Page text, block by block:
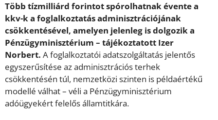
Több tízmilliárd forintot spórolhatnak évente a
kkv-k a foglalkoztatás adminisztrációjának
csökkentésével, amelyen jelenleg is dolgozik a
Pénzügyminisztérium – tájékoztatott Izer
Norbert. A foglalkoztatói adatszolgáltatás jelentős
egyszerűsítése az adminisztrációs terhek
csökkentésén túl, nemzetközi szinten is példaértékű
modellé válhat – véli a Pénzügyminisztérium
adóügyekért felelős államtitkára.